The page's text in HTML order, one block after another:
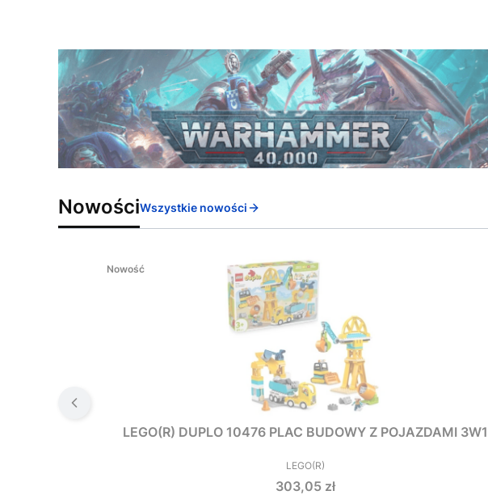
NowościWszystkie nowości
Nowość
LEGO(R) DUPLO 10476 PLAC BUDOWY Z POJAZDAMI 3W1
PRODUCENT
LEGO(R)
Cena
303,05 zł